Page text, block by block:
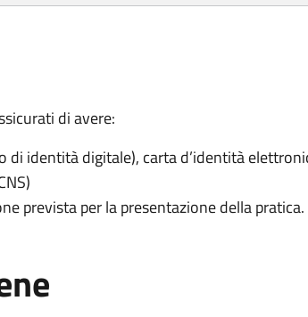
di avere:
di identità digitale), carta d’identità
prevista per la presentazione della pratica.